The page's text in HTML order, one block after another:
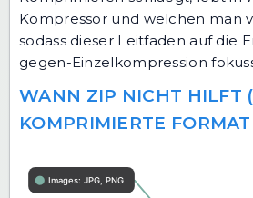
Kompressor und welchen man
sodass dieser Leitfaden auf die
gegen-Einzelkompression
WANN ZIP NICHT HILFT
KOMPRIMIERTE